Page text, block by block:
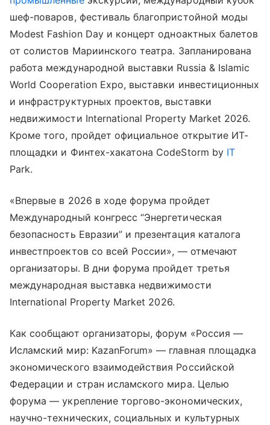
шеф-поваров, фестиваль благопристойной моды
Modest Fashion Day и концерт одноактных балетов
от солистов Мариинского театра. Запланирована
работа международной выставки Russia & Islamic
World Cooperation Expo, выставки инвестиционных
и инфраструктурных проектов, выставки
недвижимости International Property Market 2026.
Кроме того, пройдет официальное открытие ИТ-
площадки и Финтех-хакатона CodeStorm by IT
Park.
«Впервые в 2026 в ходе форума пройдет
Международный конгресс “Энергетическая
безопасность Евразии” и презентация каталога
инвестпроектов со всей России», — отмечают
организаторы. В дни форума пройдет третья
международная выставка недвижимости
International Property Market 2026.
Как сообщают организаторы, форум «Россия —
Исламский мир: KazanForum» — главная площадка
экономического взаимодействия Российской
Федерации и стран исламского мира. Целью
форума — укрепление торгово-экономических,
научно-технических, социальных и культурных